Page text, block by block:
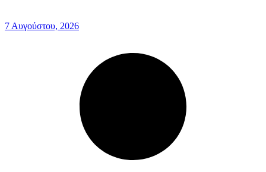
7 Αυγούστου, 2026